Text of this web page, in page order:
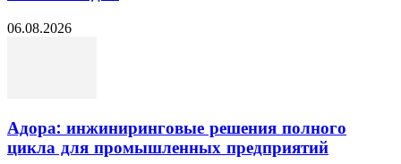
06.08.2026
Адора: инжиниринговые решения полного
цикла для промышленных предприятий